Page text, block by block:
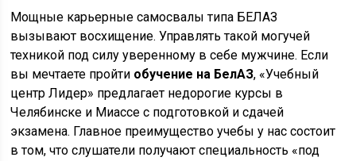
Мощные карьерные самосвалы типа БЕЛАЗ
вызывают восхищение. Управлять такой могучей
техникой под силу уверенному в себе мужчине. Если
вы мечтаете пройти обучение на БелАЗ, «Учебный
центр Лидер» предлагает недорогие курсы в
Челябинске и Миассе с подготовкой и сдачей
экзамена. Главное преимущество учебы у нас состоит
в том, что слушатели получают специальность «под